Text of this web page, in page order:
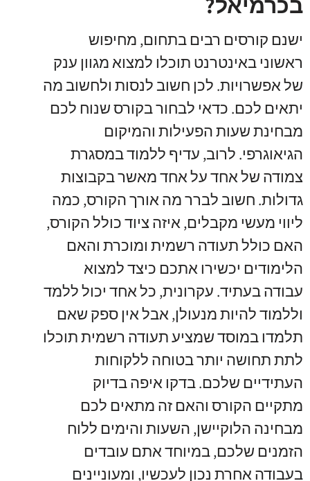
ישנם קורסים רבים בתחום, מחיפוש
ראשוני באינטרנט תוכלו למצוא מגוון ענק
של אפשרויות. לכן חשוב לנסות ולחשוב מה
יתאים לכם. כדאי לבחור בקורס שנוח לכם
מבחינת שעות הפעילות והמיקום
הגיאוגרפי. לרוב, עדיף ללמוד במסגרת
צמודה של אחד על אחד מאשר בקבוצות
גדולות. חשוב לברר מה אורך הקורס, כמה
ליווי מעשי מקבלים,איזה ציוד כולל הקורס,
האם כולל תעודה רשמית ומוכרת והאם
הלימודים יכשירו אתכם כיצד למצוא
עבודה בעתיד. עקרונית, כל אחד יכול ללמד
וללמוד להיות מנעולן,אבל אין ספק שאם
תלמדו במוסד שמציע תעודה רשמית תוכלו
לתת תחושה יותר בטוחה ללקוחות
העתידיים שלכם.בדקו איפה בדיוק
מתקיים הקורס והאם זה מתאים לכם
מבחינה הלוקיישן, השעות והימים ללוח
הזמנים שלכם,במיוחד אתם עובדים
בעבודה אחרת נכון לעכשיו, ומעוניינים